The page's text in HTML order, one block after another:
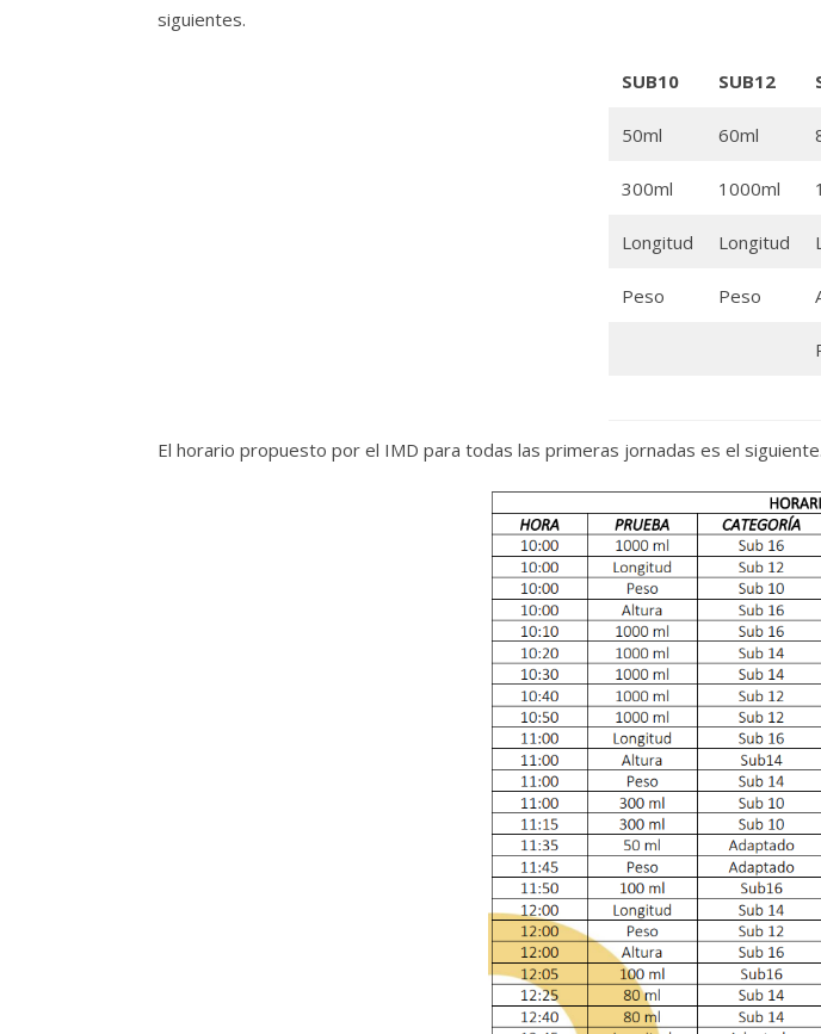
siguientes.
SUB10 SUB12
50ml 60ml
300ml 1000ml
Longitud Longitud
Peso Peso
El horario propuesto por el IMD para todas las primeras jornadas es el siguiente.